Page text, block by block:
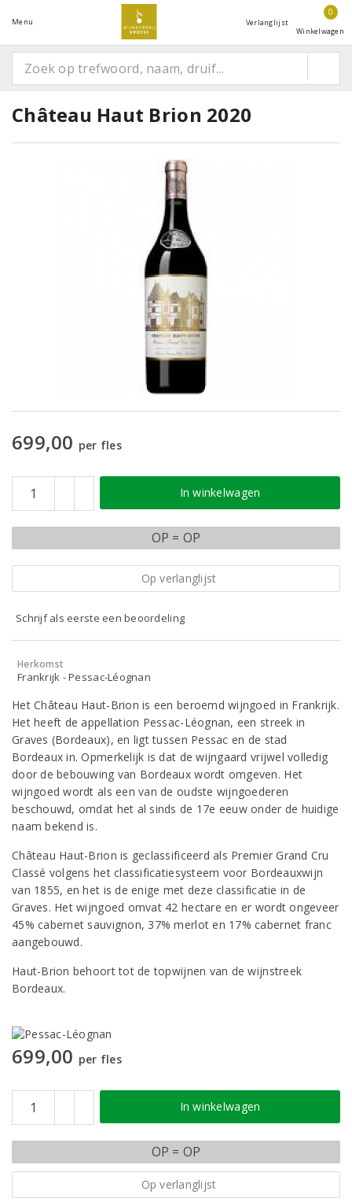
Menu Verlanglijst
0
Winkelwagen
Château Haut Brion 2020
699,00 per fles
In winkelwagen
OP = OP
Op verlanglijst
Schrijf als eerste een beoordeling
Herkomst
Frankrijk - Pessac-Léognan
Het Château Haut-Brion is een beroemd wijngoed in Frankrijk.
Het heeft de appellation Pessac-Léognan, een streek in
Graves (Bordeaux), en ligt tussen Pessac en de stad
Bordeaux in. Opmerkelijk is dat de wijngaard vrijwel volledig
door de bebouwing van Bordeaux wordt omgeven. Het
wijngoed wordt als een van de oudste wijngoederen
beschouwd, omdat het al sinds de 17e eeuw onder de huidige
naam bekend is.
Château Haut-Brion is geclassificeerd als Premier Grand Cru
Classé volgens het classificatiesysteem voor Bordeauxwijn
van 1855, en het is de enige met deze classificatie in de
Graves. Het wijngoed omvat 42 hectare en er wordt ongeveer
45% cabernet sauvignon, 37% merlot en 17% cabernet franc
aangebouwd.
Haut-Brion behoort tot de topwijnen van de wijnstreek
Bordeaux.
699,00 per fles
In winkelwagen
OP = OP
Op verlanglijst